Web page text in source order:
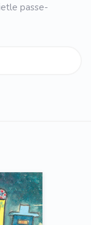
passe-